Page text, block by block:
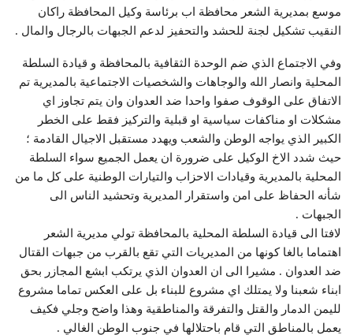
موسع بمديرية الشعر محافظة اب برئاسة وكيل المحافظة راكان
النقيب تشكيل لجنة للحشد والتحفيز لدعم الجبهات بالرجال والمال .
وفي الاجتماع الذي ضم الوحدة الثقافية بالمحافظة و قيادة السلطة
المحلية وانصار الله والوجاهات والشخصيات الاجتماعية بالمديرية تم
الاتفاق على الوقوف صفوا واحدا ضد العدوان وان يتم تجاوز اي
مشكلات او مناكفات سياسية او قبلية والتركيز فقط على الخطر
الكبير الذي يواجه الوطن والشعب ويهدد مستقبل الاجيال القادمة ؛
حيث شدد الاخ الوكيل على ضرورة ان يعمل الجميع سواء السلطة
المحلية بالمديرية وقيادات الاحزاب والتيارات الوطنية على كل ما من
شأنه الحفاظ على امن واستقرار المديرية وتحشيد الناس الى
الجبهات .
لافتا الى قيادة السلطة المحلية بالمحافظة تولي مديرية الشعر
اهتماما بالغا كونها من المديريات التي تقع بالقرب من جبهات القتال
ضد العدوان . مشيرا الى ان العدوان الذي يرتكب ابشع المجازر بحق
ابناء شعبنا ولا يمتلك اي مشروع للبناء بل على العكس تماما مشروع
لليمن الدمار والقتل والتفرقة والمناطقية وهذا واضح وجلي فكيف
يعمل بالمناطق التي قام باحتلالها في جنوب الوطن الغالي .